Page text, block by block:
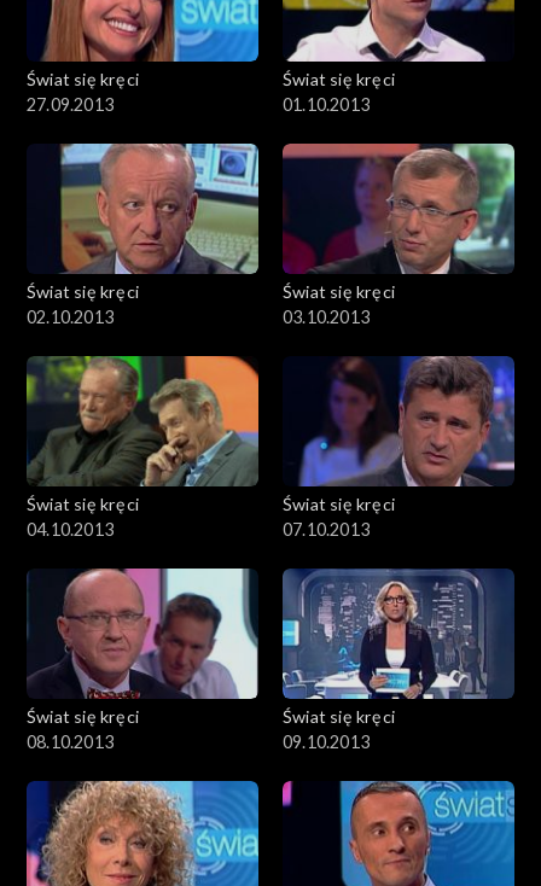
Świat się kręci
27.09.2013
Świat się kręci
01.10.2013
Świat się kręci
02.10.2013
Świat się kręci
03.10.2013
Świat się kręci
04.10.2013
Świat się kręci
07.10.2013
Świat się kręci
08.10.2013
Świat się kręci
09.10.2013